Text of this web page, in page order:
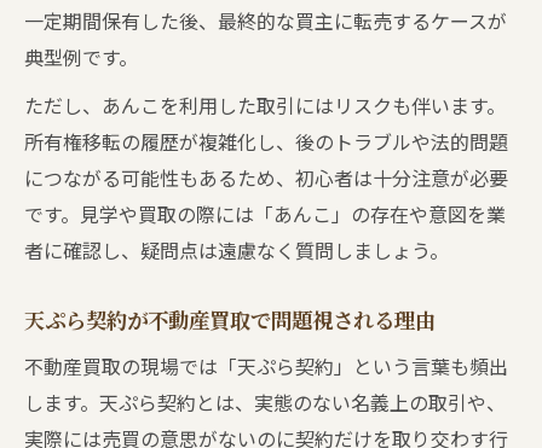
一定期間保有した後、最終的な買主に転売するケースが
典型例です。
ただし、あんこを利用した取引にはリスクも伴います。
所有権移転の履歴が複雑化し、後のトラブルや法的問題
につながる可能性もあるため、初心者は十分注意が必要
です。見学や買取の際には「あんこ」の存在や意図を業
者に確認し、疑問点は遠慮なく質問しましょう。
天ぷら契約が不動産買取で問題視される理由
不動産買取の現場では「天ぷら契約」という言葉も頻出
します。天ぷら契約とは、実態のない名義上の取引や、
実際には売買の意思がないのに契約だけを取り交わす行